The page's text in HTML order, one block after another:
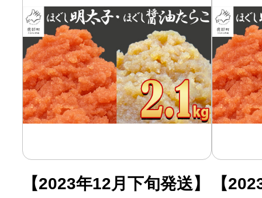
個人事業・フリーランス
ふるさと納税の基礎知識
自治体直営サイト特集
【2023年12月下旬発送】
【